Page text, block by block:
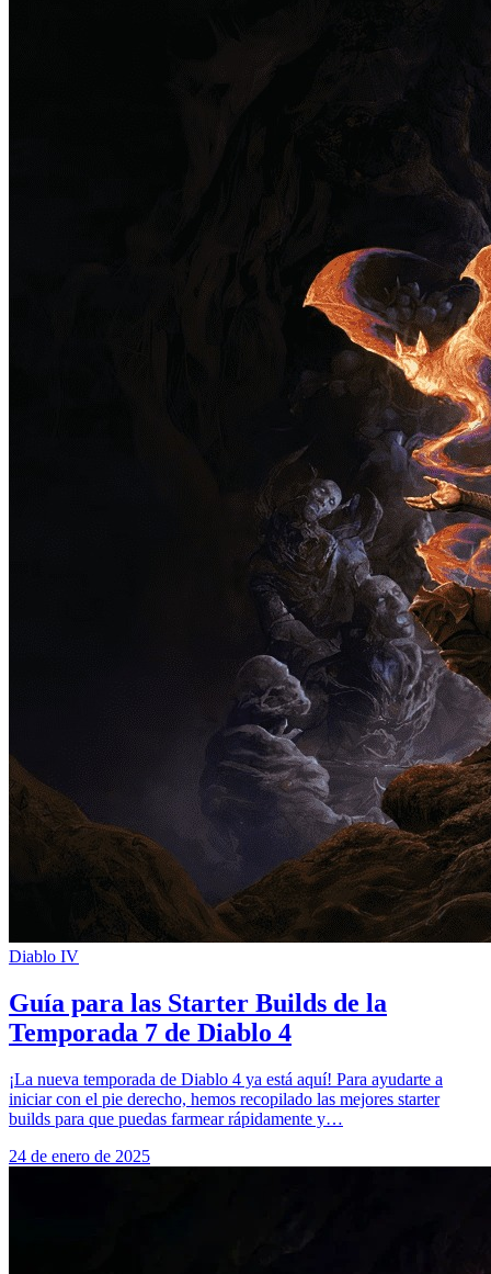
Diablo IV
Guía para las Starter Builds de la
Temporada 7 de Diablo 4
¡La nueva temporada de Diablo 4 ya está aquí! Para ayudarte a
iniciar con el pie derecho, hemos recopilado las mejores starter
builds para que puedas farmear rápidamente y…
24 de enero de 2025